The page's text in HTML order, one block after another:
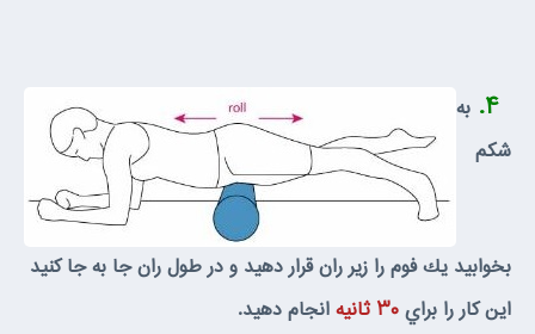
۴. به
شكم
بخوابيد يك فوم را زير ران قرار دهيد و در طول ران جا به جا كنيد
اين كار را براي۳۰ ثانيه انجام دهيد.